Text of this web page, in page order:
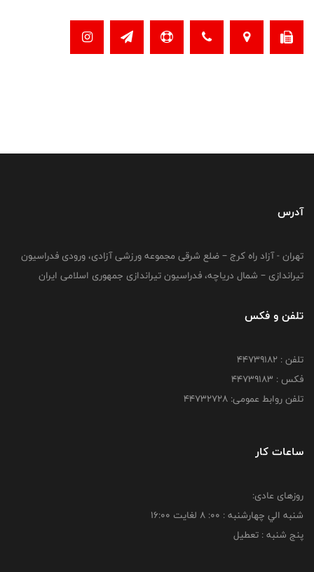
آدرس
تهران - آزاد راه کرج – ضلع شرقی مجموعه ورزشی آزادی، ورودی فدراسیون
تیراندازی – شمال دریاچه، فدراسیون تیراندازی جمهوری اسلامی ایران
تلفن و فکس
تلفن : ۴۴۷۳۹۱۸۲
فکس : ۴۴۷۳۹۱۸3
تلفن روابط عمومی: ۴۴۷۳۲۷۲۸
ساعات کار
روزهای عادی:
شنبه الي چهارشنبه : 00: 8 لغايت 16:00
پنج شنبه : تعطیل